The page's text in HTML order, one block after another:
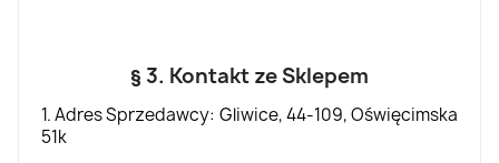
§ 3. Kontakt ze Sklepem
1. Adres Sprzedawcy: Gliwice, 44-109, Oświęcimska
51k